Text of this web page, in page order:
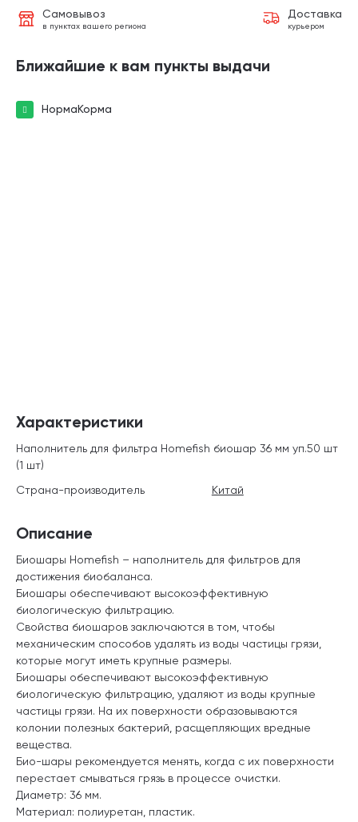
Самовывоз
в пунктах вашего региона
Доставка
курьером
Ближайшие к вам пункты выдачи
НормаКорма
Описание
Биошары Homefish – наполнитель для фильтров для
достижения биобаланса.
Биошары обеспечивают высокоэффективную
биологическую фильтрацию.
Свойства биошаров заключаются в том, чтобы
механическим способов удалять из воды частицы грязи,
которые могут иметь крупные размеры.
Биошары обеспечивают высокоэффективную
биологическую фильтрацию, удаляют из воды крупные
частицы грязи. На их поверхности образовываются
колонии полезных бактерий, расщепляющих вредные
вещества.
Био-шары рекомендуется менять, когда с их поверхности
перестает смываться грязь в процессе очистки.
Диаметр: 36 мм.
Материал: полиуретан, пластик.
Характеристики
Наполнитель для фильтра Homefish биошар 36 мм уп.50 шт
(1 шт)
Страна-производитель
Китай